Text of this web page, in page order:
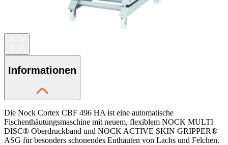
Informationen
Die Nock Cortex CBF 496 HA ist eine automatische
Fischenthäutungsmaschine mit neuem, flexiblem NOCK MULTI
DISC® Oberdruckband und NOCK ACTIVE SKIN GRIPPER®
ASG für besonders schonendes Enthäuten von Lachs und Felchen.